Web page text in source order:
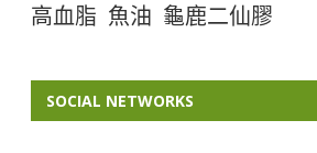
高血脂 魚油 龜鹿二仙膠
SOCIAL NETWORKS